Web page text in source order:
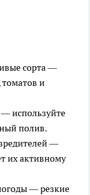
сорта —
и
— используйте
полив.
—
их активному
— резкие